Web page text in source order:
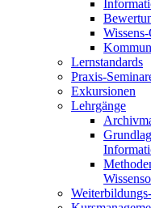
Lernstandards
Praxis-
Exkursionen
Lehrgänge